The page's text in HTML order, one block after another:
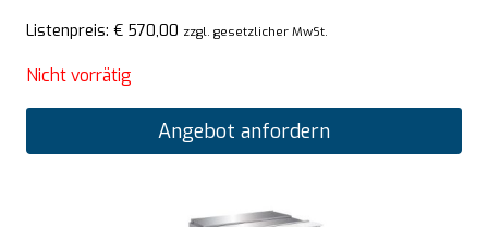
Listenpreis: € 570,00 zzgl. gesetzlicher MwSt.
Nicht vorrätig
Angebot anfordern